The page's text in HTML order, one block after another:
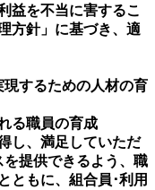
益を不当に害するこ
方針」に基づき、適
するための人材の育
る職員の育成
し、満足していただ
提供できるよう、職
ともに、組合員･利用